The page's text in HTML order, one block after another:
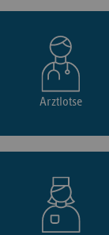
Arztlotse